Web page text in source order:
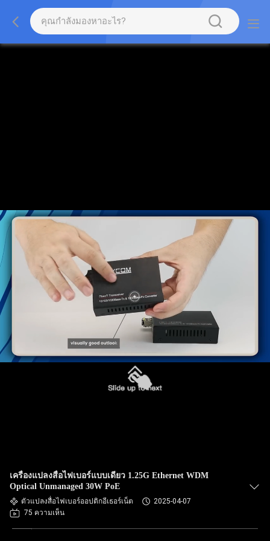
เครื่องแปลงสื่อไฟเบอร์แบบเดียว 1.25G Ethernet WDM
Optical Unmanaged 30W PoE
ตัวแปลงสื่อไฟเบอร์ออปติกอีเธอร์เน็ต
2025-04-07
75 ความเห็น